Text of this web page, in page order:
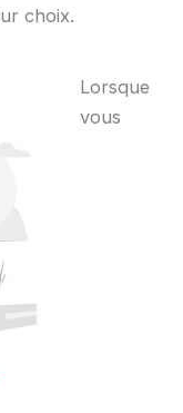
choix.
Lorsque
vous